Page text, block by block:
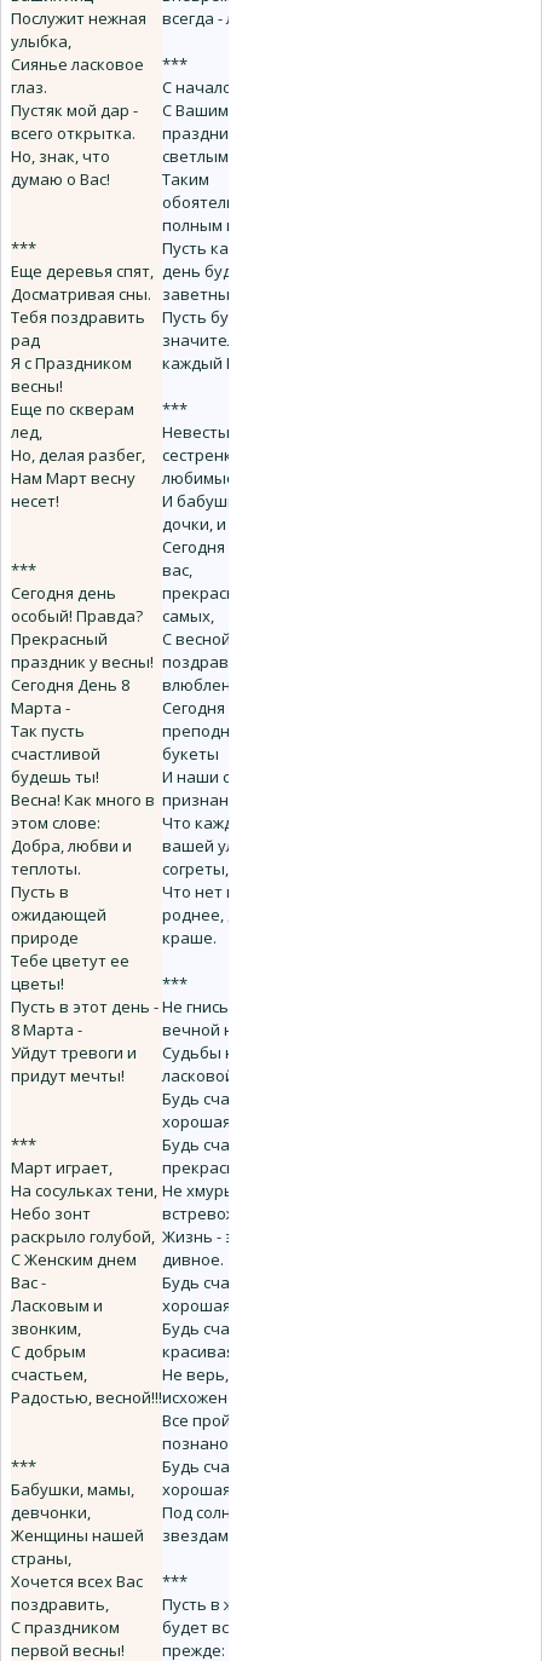
Послужит нежная
улыбка,
Сиянье ласковое
глаз.
Пустяк мой дар -
всего открытка.
Но, знак, что
думаю о Вас!
***
Еще деревья спят,
Досматривая сны.
Тебя поздравить
рад
Я с Праздником
весны!
Еще по скверам
лед,
Но, делая разбег,
Нам Март весну
несет!
***
Сегодня день
особый! Правда?
Прекрасный
праздник у весны!
Сегодня День 8
Марта -
Так пусть
счастливой
будешь ты!
Весна! Как много в
этом слове:
Добра, любви и
теплоты.
Пусть в
ожидающей
природе
Тебе цветут ее
цветы!
Пусть в этот день -
8 Марта -
Уйдут тревоги и
придут мечты!
***
Март играет,
На сосульках тени,
Небо зонт
раскрыло голубой,
С Женским днем
Вас -
Ласковым и
звонким,
С добрым
счастьем,
Радостью, весной!!!
***
Бабушки, мамы,
девчонки,
Женщины нашей
страны,
Хочется всех Вас
поздравить,
С праздником
первой весны!
всегда - любимой!
***
С началом весны!
С Вашим
праздником
светлым,
Таким
обоятельным,
полным щедрот!
Пусть каждый Ваш
день будет самым
заветным,
Пусть будет
значительным
каждый Ваш год!
***
Невесты,
сестренки,
любимые мамы
И бабушки наши, и
дочки, и жены!
Сегодня мы всех
вас,
прекраснейших
самых,
С весной молодой
поздравляем
влюбленно.
Сегодня мы вам
преподносим
букеты
И наши сердца, и
признания наши, -
Что каждою
вашей улыбкой
согреты,
Что нет вас
роднее, дороже и
краше.
***
Не гнись под
вечной ношею
Судьбы не очень
ласковой.
Будь счастлива,
хорошая,
Будь счастлива,
прекрасная!
Не хмурь бровей
встревоженно:
Жизнь - это диво
дивное.
Будь счастлива,
хорошая,
Будь счастлива,
красивая!
Не верь, что все
исхожено,
Все пройдено и
познано.
Будь счастлива,
хорошая,
Под солнышком и
звездами!
***
Пусть в жизни
будет все как
прежде: